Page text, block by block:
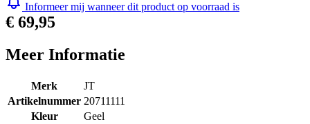
Informeer mij wanneer dit product op voorraad is
Merk
JT
Artikelnummer
20711111